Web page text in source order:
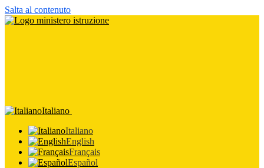
Salta al contenuto
Italiano
Italiano
English
Français
Español